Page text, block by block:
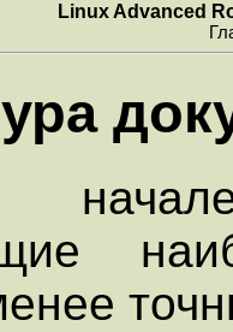
Linux Advanced